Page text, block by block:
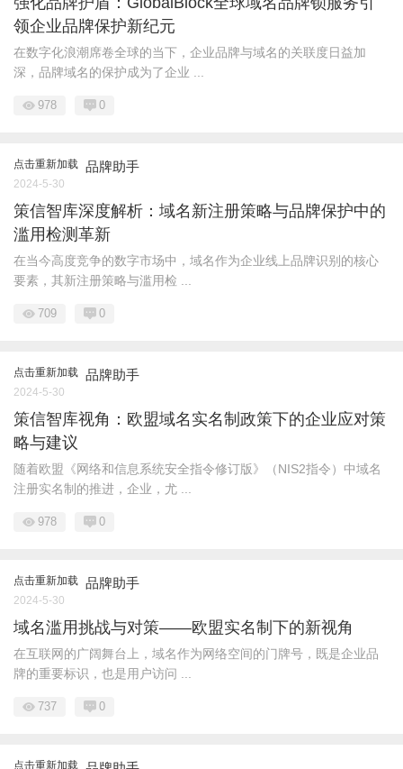
领企业品牌保护新纪元
在数字化浪潮席卷全球的当下，企业品牌与域名的关联度日益加
深，品牌域名的保护成为了企业 ...
978 0
点击重新加载 品牌助手
2024-5-30
策信智库深度解析：域名新注册策略与品牌保护中的
滥用检测革新
在当今高度竞争的数字市场中，域名作为企业线上品牌识别的核心
要素，其新注册策略与滥用检 ...
709 0
点击重新加载 品牌助手
2024-5-30
策信智库视角：欧盟域名实名制政策下的企业应对策
略与建议
随着欧盟《网络和信息系统安全指令修订版》（NIS2指令）中域名
注册实名制的推进，企业，尤 ...
978 0
点击重新加载 品牌助手
2024-5-30
域名滥用挑战与对策——欧盟实名制下的新视角
在互联网的广阔舞台上，域名作为网络空间的门牌号，既是企业品
牌的重要标识，也是用户访问 ...
737 0
点击重新加载